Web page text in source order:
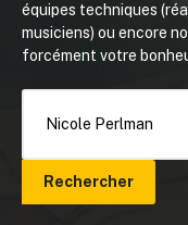
équipes techniques
musiciens) ou encore
forcément votre
Rechercher